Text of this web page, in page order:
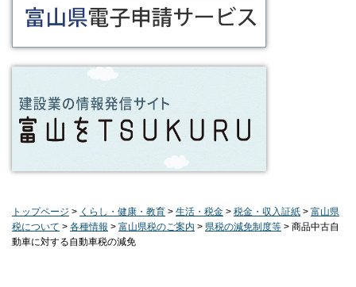
トップページ > くらし・健康・教育 > 生活・税金 > 税金・収入証紙 > 富山県
税について > 各種情報 > 富山県税のご案内 > 県税の減免制度等 > 商品中古自
動車に対する自動車税の減免